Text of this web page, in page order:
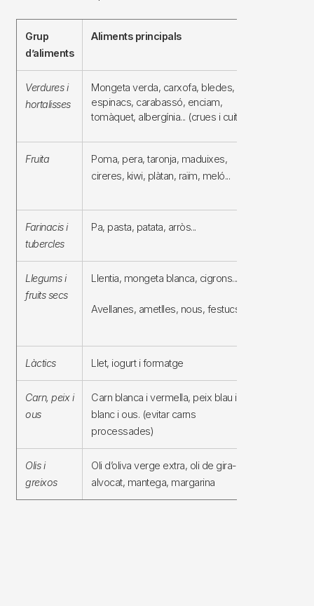
Grup
d’aliments
Aliments principals
Verdures i
hortalisses
Mongeta verda, carxofa, bledes,
espinacs, carabassó, enciam,
tomàquet, albergínia... (crues i cuites)
Fruita
Poma, pera, taronja, maduixes,
cireres, kiwi, plàtan, raïm, meló...
Farinacis i
tubercles
Pa, pasta, patata, arròs...
Llegums i
fruits secs
Llentia, mongeta blanca, cigrons...
Avellanes, ametlles, nous, festucs...
Làctics Llet, iogurt i formatge
Carn, peix i
ous
Carn blanca i vermella, peix blau i
blanc i ous. (evitar carns
processades)
Olis i
greixos
Oli d’oliva verge extra, oli de gira-sol,
alvocat, mantega, margarina